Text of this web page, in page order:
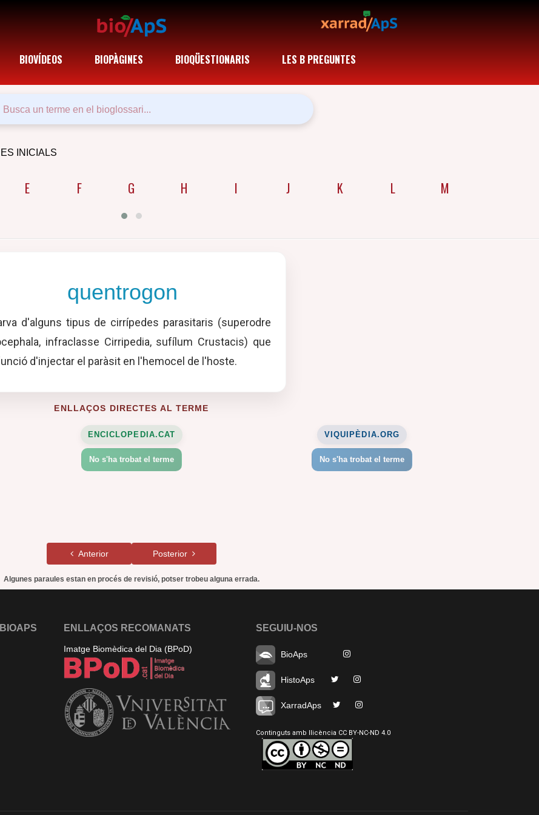
BIOVÍDEOS BIOPÀGINES BIOQÜESTIONARIS LES B PREGUNTES
INICIALS
E F G H I J K L M
quentrogon
d'alguns tipus de cirrípedes parasitaris (superodre
infraclasse Cirripedia, sufílum Crustacis) que
d'injectar el paràsit en l'hemocel de l'hoste.
ENLLAÇOS DIRECTES AL TERME
ENCICLOPEDIA.CAT
No s'ha trobat el terme
VIQUIPÈDIA.ORG
No s'ha trobat el terme
Anterior Posterior
Algunes paraules estan en procés de revisió, potser trobeu alguna errada.
ENLLAÇOS RECOMANATS
Imatge Biomèdica del Dia (BPoD)
SEGUIU-NOS
BioAps
HistoAps
XarradAps
Continguts amb llicència CC BY-NC-ND 4.0